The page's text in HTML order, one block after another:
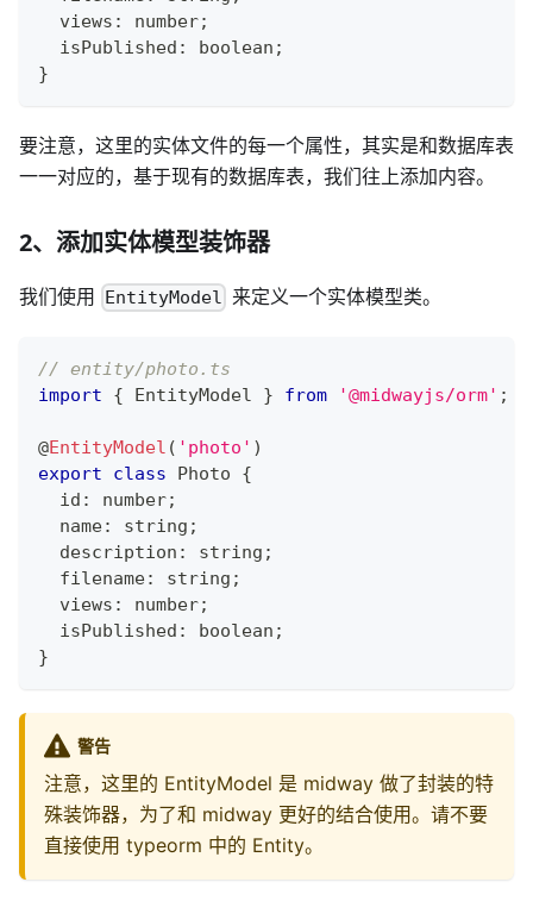
  views
: number;
  isPublished
: boolean ;
}
要注意，这里的实体文件的每一个属性，其实是和数据库表
一一对应的，基于现有的数据库表，我们往上添加内容。
2、添加实体模型装饰器
我们使用 EntityModel 来定义一个实体模型类。
// entity/photo.ts
import
{ EntityModel } from '@midwayjs/orm' ;
@EntityModel ( 'photo' )
export
class Photo
{
  id
: number;
  name
: string ;
  description
: string ;
  filename
: string ;
  views
: number;
  isPublished
: boolean ;
}
警告
注意，这里的 EntityModel 是 midway 做了封装的特
殊装饰器，为了和 midway 更好的结合使用。请不要
直接使用 typeorm 中的 Entity。